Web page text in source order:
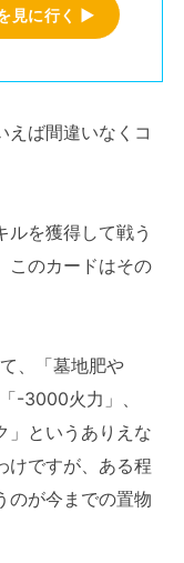
見に行く ▶
えば間違いなくコ
ルを獲得して戦う
このカードはその
、「墓地肥や
-3000火力」、
」というありえな
けですが、ある程
のが今までの置物